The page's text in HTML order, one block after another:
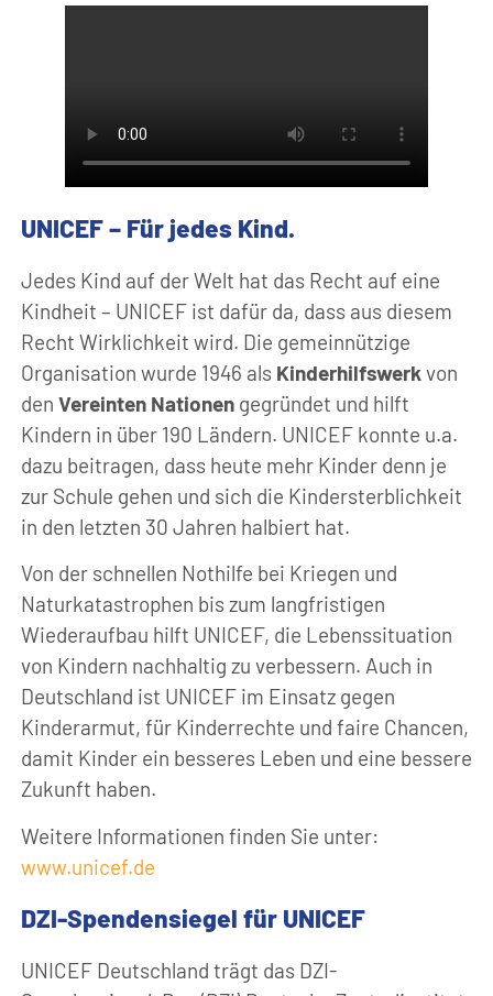
UNICEF – Für jedes Kind.
Jedes Kind auf der Welt hat das Recht auf eine
Kindheit – UNICEF ist dafür da, dass aus diesem
Recht Wirklichkeit wird. Die gemeinnützige
Organisation wurde 1946 als Kinderhilfswerkvon
den Vereinten Nationen gegründet und hilft
Kindern in über 190 Ländern. UNICEF konnte u.a.
dazu beitragen, dass heute mehr Kinder denn je
zur Schule gehen und sich die Kindersterblichkeit
in den letzten 30 Jahren halbiert hat.
Von der schnellen Nothilfe bei Kriegen und
Naturkatastrophen bis zum langfristigen
Wiederaufbau hilft UNICEF, die Lebenssituation
von Kindern nachhaltig zu verbessern. Auch in
Deutschland ist UNICEF im Einsatz gegen
Kinderarmut, für Kinderrechte und faire Chancen,
damit Kinder ein besseres Leben und eine bessere
Zukunft haben.
Weitere Informationen finden Sie unter:
www.unicef.de
DZI-Spendensiegel für UNICEF
UNICEF Deutschland trägt das DZI-